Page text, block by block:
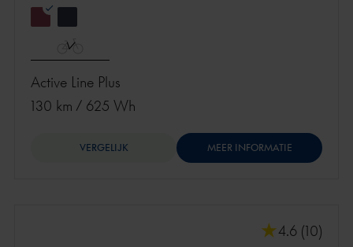
Active Line Plus
130 km / 625 Wh
VERGELIJK MEER INFORMATIE
4.6 (10)